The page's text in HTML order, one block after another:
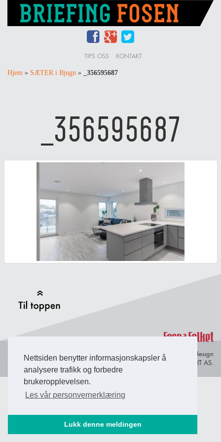
Nettsiden benytter informasjonskapsler å
analysere trafikk og forbedre
brukeropplevelsen.
Les vår personvernerklæring
Lukk denne meldingen
TIPS OSS KONTAKT
Hjem » SÆTER i Bjugn » _356595687
_356595687
Personvern og
informasjonskapsler
© Copyright 2026 Briefing Fosen.
Webdesign
av Lindbak IT AS.